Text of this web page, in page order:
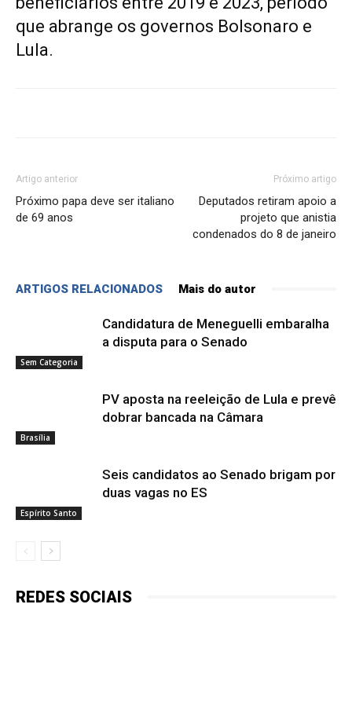
que abrange os governos Bolsonaro e
Lula.
Artigo anterior
Próximo papa deve ser italiano
de 69 anos
Próximo artigo
Deputados retiram apoio a
projeto que anistia
condenados do 8 de janeiro
ARTIGOS RELACIONADOS Mais do autor
Sem Categoria
Candidatura de Meneguelli embaralha
a disputa para o Senado
Brasília
PV aposta na reeleição de Lula e prevê
dobrar bancada na Câmara
Espírito Santo
Seis candidatos ao Senado brigam por
duas vagas no ES
REDES SOCIAIS